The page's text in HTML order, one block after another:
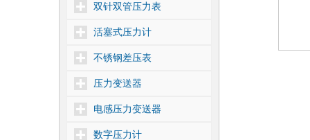
双针双管压力表
活塞式压力计
不锈钢差压表
压力变送器
电感压力变送器
数字压力计